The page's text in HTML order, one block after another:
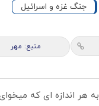
جنگ غزه و اسرائیل
منبع: مهر
به هر اندازه ای که